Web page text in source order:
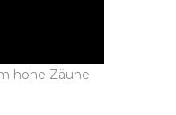
hohe Zäune